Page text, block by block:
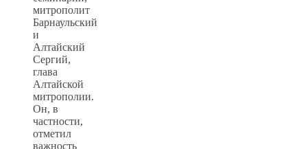
митрополит
Барнаульский
и
Алтайский
Сергий,
глава
Алтайской
митрополии.
Он, в
частности,
отметил
важность